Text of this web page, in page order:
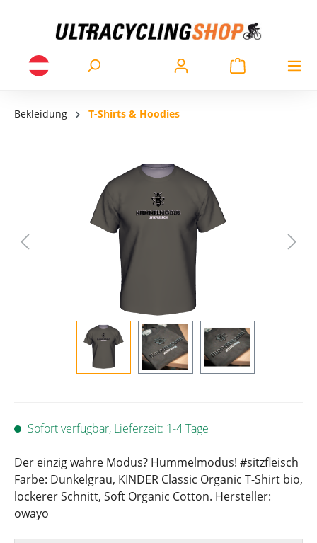
Bekleidung T-Shirts & Hoodies
Sofort verfügbar, Lieferzeit: 1-4 Tage
Der einzig wahre Modus? Hummelmodus! #sitzfleisch
Farbe: Dunkelgrau, KINDER Classic Organic T-Shirt bio,
lockerer Schnitt, Soft Organic Cotton. Hersteller:
owayo